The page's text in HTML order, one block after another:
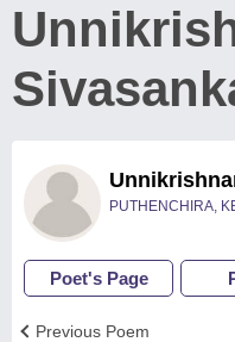
PUTHENCHIRA,
Poet's Page
Previous Poem